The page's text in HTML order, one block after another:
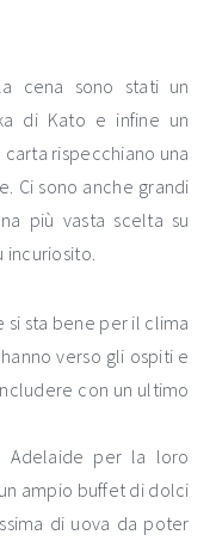
cena sono stati un
di Kato e infine un
rispecchiano una
Ci sono anche grandi
più vasta scelta su
incuriosito.
sta bene per il clima
verso gli ospiti e
con un ultimo
Adelaide per la loro
ampio buffet di dolci
di uova da poter